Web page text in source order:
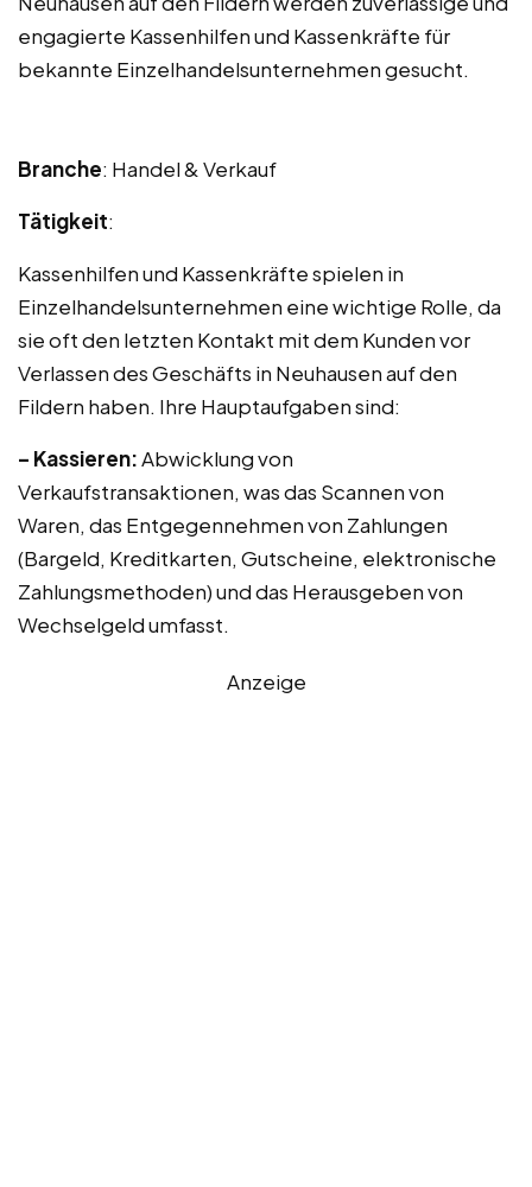
engagierte Kassenhilfen und Kassenkräfte für
bekannte Einzelhandelsunternehmen gesucht.
Branche: Handel & Verkauf
Tätigkeit:
Kassenhilfen und Kassenkräfte spielen in
Einzelhandelsunternehmen eine wichtige Rolle, da
sie oft den letzten Kontakt mit dem Kunden vor
Verlassen des Geschäfts in Neuhausen auf den
Fildern haben. Ihre Hauptaufgaben sind:
– Kassieren:Abwicklung von
Verkaufstransaktionen, was das Scannen von
Waren, das Entgegennehmen von Zahlungen
(Bargeld, Kreditkarten, Gutscheine, elektronische
Zahlungsmethoden) und das Herausgeben von
Wechselgeld umfasst.
Anzeige